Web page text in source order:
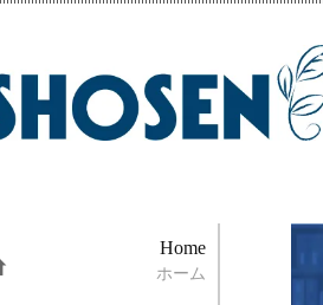
Home
ホーム